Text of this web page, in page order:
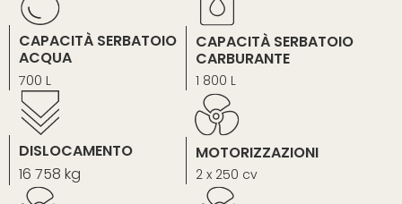
CAPACITÀ SERBATOIO
ACQUA
700 L
CAPACITÀ SERBATOIO
CARBURANTE
1 800 L
DISLOCAMENTO
16 758 kg
MOTORIZZAZIONI
2 x 250 cv